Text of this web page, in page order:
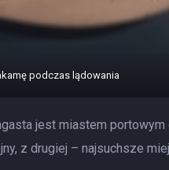
podczas lądowania
jest miastem portowym
z drugiej – najsuchsze